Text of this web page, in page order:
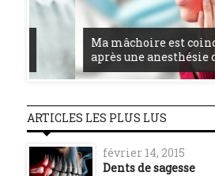
Ma mâchoire est coincée
après une anesthésie dentaire
ARTICLES LES PLUS LUS
février 14, 2015
Dents de sagesse